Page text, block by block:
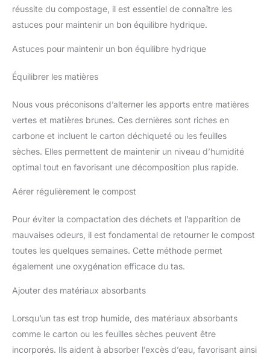
réussite du compostage, il est essentiel de connaître les
astuces pour maintenir un bon équilibre hydrique.
Astuces pour maintenir un bon équilibre hydrique
Équilibrer les matières
Nous vous préconisons d’alterner les apports entre matières
vertes et matières brunes. Ces dernières sont riches en
carbone et incluent le carton déchiqueté ou les feuilles
sèches. Elles permettent de maintenir un niveau d’humidité
optimal tout en favorisant une décomposition plus rapide.
Aérer régulièrement le compost
Pour éviter la compactation des déchets et l’apparition de
mauvaises odeurs, il est fondamental de retourner le compost
toutes les quelques semaines. Cette méthode permet
également une oxygénation efficace du tas.
Ajouter des matériaux absorbants
Lorsqu’un tas est trop humide, des matériaux absorbants
comme le carton ou les feuilles sèches peuvent être
incorporés. Ils aident à absorber l’excès d’eau, favorisant ainsi